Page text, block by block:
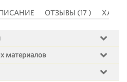
ОТЗЫВЫ (17 )
материалов